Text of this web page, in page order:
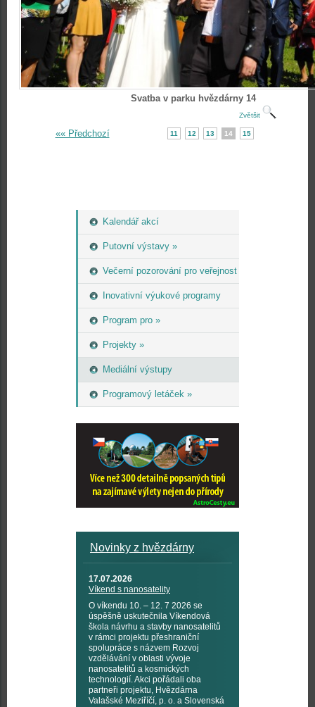
Kalendář akcí
Putovní výstavy »
Večerní pozorování pro veřejnost
Inovativní výukové programy
Program pro »
Projekty »
Mediální výstupy
Programový letáček »
Novinky z hvězdárny
17.07.2026
Víkend s nanosatelity
O víkendu 10. – 12. 7 2026 se
úspěšně uskutečnila Víkendová
škola návrhu a stavby nanosatelitů
v rámci projektu přeshraniční
spolupráce s názvem Rozvoj
vzdělávání v oblasti vývoje
nanosatelitů a kosmických
technologií. Akci pořádali oba
partneři projektu, Hvězdárna
Valašské Meziříčí, p. o. a Slovenská
Svatba v parku hvězdárny 14
Zvětšit
«« Předchozí 11 12 13 14 15